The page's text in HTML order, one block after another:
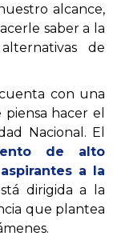
alcance,
saber a la
de
con una
hacer el
Nacional. El
de alto
a la
dirigida a la
que plantea